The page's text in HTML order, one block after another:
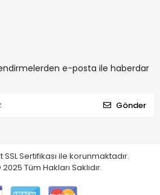
e-posta ile haberdar
Gönder
Sertifikası ile korunmaktadır.
Tüm Hakları Saklıdır.